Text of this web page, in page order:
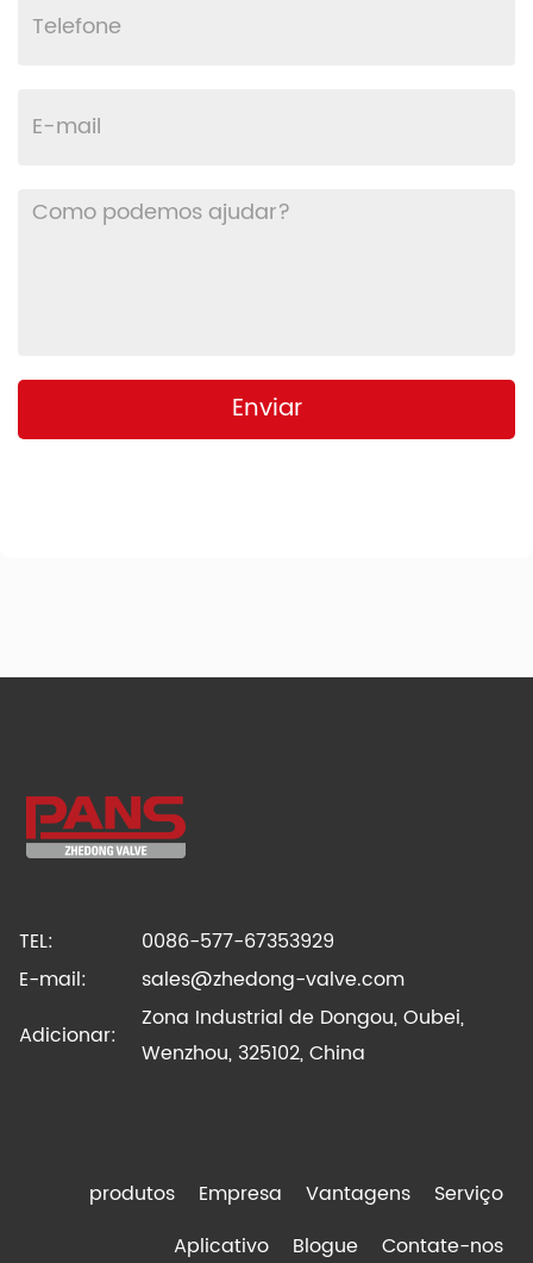
Enviar
TEL:
0086-577-67353929
E-mail:
sales@zhedong-valve.com
Adicionar:
Zona Industrial de Dongou, Oubei,
Wenzhou, 325102, China
produtos Empresa Vantagens
Serviço
Aplicativo
Blogue Contate-nos